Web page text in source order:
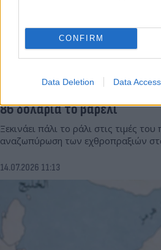
CONFIRM
Data Deletion Data Access
86 δολάρια το βαρέλι
Ξεκινάει πάλι το ράλι στις τιμές
αναζωπύρωση των εχθροπραξιών
14.07.2026 11:13